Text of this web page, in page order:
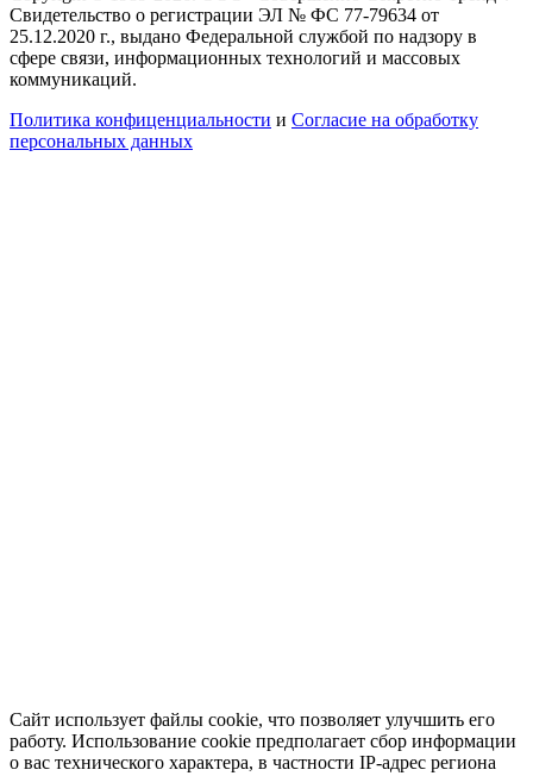
Свидетельство о регистрации ЭЛ № ФС 77-79634 от
25.12.2020 г., выдано Федеральной службой по надзору в
сфере связи, информационных технологий и массовых
коммуникаций.
Политика конфиценциальности и Согласие на обработку
персональных данных
Сайт использует файлы cookie, что позволяет улучшить его
работу. Использование cookie предполагает сбор информации
о вас технического характера, в частности IP-адрес региона